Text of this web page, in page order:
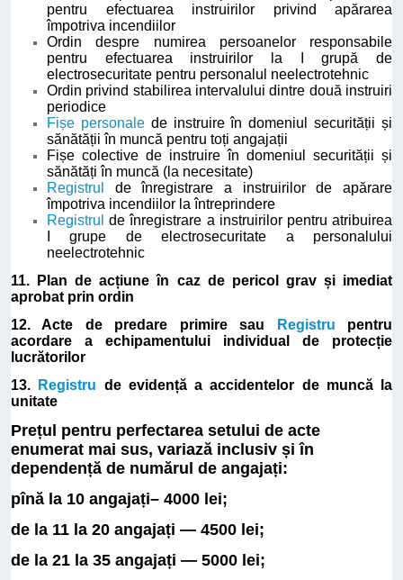
pentru efectuarea instruirilor privind apărarea
împotriva incendiilor
Ordin despre numirea persoanelor responsabile
pentru efectuarea instruirilor la I grupă de
electrosecuritate pentru personalul neelectrotehnic
Ordin privind stabilirea intervalului dintre două instruiri
periodice
Fișe personalede instruire în domeniul securității și
sănătății în muncă pentru toți angajații
Fișe colective de instruire în domeniul securității și
sănătăți în muncă (la necesitate)
Registrul
de înregistrare a instruirilor de apărare
împotriva incendiilor la întreprindere
Registrul de înregistrare a instruirilor pentru atribuirea
I grupe de electrosecuritate a personalului
neelectrotehnic
11. Plan de acțiune în caz de pericol grav și imediat
aprobat prin ordin
12. Acte de predare primire sau
Registru pentru
acordare a echipamentului individual de protecție
lucrătorilor
13.
Registru de evidență a accidentelor de muncă la
unitate
Prețul pentru perfectarea setului de acte
enumerat mai sus, variază inclusiv și în
dependență de numărul de angajați:
pînă la 10 angajați– 4000 lei;
de la 11 la 20 angajați — 4500 lei;
de la 21 la 35 angajați — 5000 lei;